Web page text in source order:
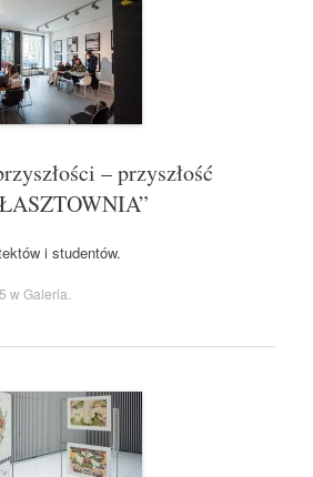
– przyszłość
i studentów.
wGaleria